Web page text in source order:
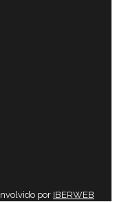
por IBERWEB